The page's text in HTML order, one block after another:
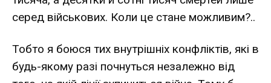
серед військових. Коли це стане можливим?..
Тобто я боюся тих внутрішніх конфліктів, які в
будь-якому разі почнуться незалежно від